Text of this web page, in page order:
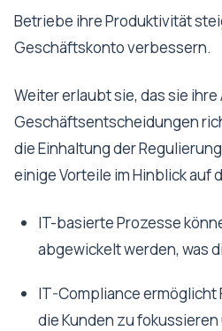
Betriebe ihre Produktivität
Geschäftskonto verbessern.
Weiter erlaubt sie, das sie
Geschäftsentscheidungen
die Einhaltung der
einige Vorteile im Hinblick auf
IT-basierte Prozesse
abgewickelt werden, was
IT-Compliance ermöglicht
die Kunden zu